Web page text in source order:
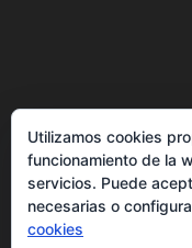
Más
Inicio
Política de
Utilizamos cookies
funcionamiento de la
servicios. Puede
necesarias o
cookies